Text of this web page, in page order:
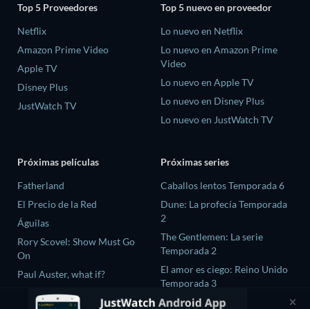
Top 5 Proveedores
Netflix
Amazon Prime Video
Apple TV
Disney Plus
JustWatch TV
Top 5 nuevo en proveedor
Lo nuevo en Netflix
Lo nuevo en Amazon Prime
Video
Lo nuevo en Apple TV
Lo nuevo en Disney Plus
Lo nuevo en JustWatch TV
Próximas películas
Fatherland
El Precio de la Red
Águilas
Rory Scovel: Show Must Go
On
Paul Auster, what if?
Próximas series
Caballos lentos Temporada 6
Dune: La profecía Temporada
2
The Gentlemen: La serie
Temporada 2
El amor es ciego: Reino Unido
Temporada 3
The Chosen In The Wild with